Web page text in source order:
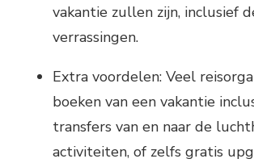
vakantie zullen zijn, inclusief
verrassingen.
Extra voordelen: Veel
boeken van een vakantie
transfers van en naar de
activiteiten, of zelfs gratis